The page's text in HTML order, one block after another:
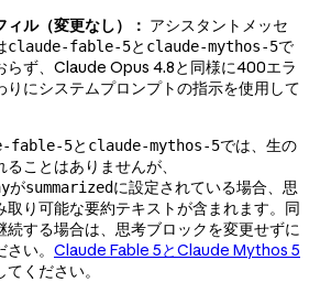
ル（変更なし）： アシスタントメッセ
claude-fable-5と claude-mythos-5で
らず、Claude Opus 4.8と同様に400エラ
りにシステムプロンプトの指示を使用して
fable-5と claude-mythos-5では、生の
ことはありませんが、
がsummarizedに設定されている場合、思
取り可能な要約テキストが含まれます。同
続する場合は、思考ブロックを変更せずに
い。 Claude Fable 5とClaude Mythos 5
てください。